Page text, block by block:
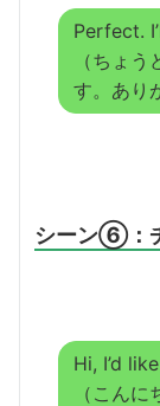
Perfect.
（ちょ
す。あり
シーン⑥：
Hi, I’d
（こん